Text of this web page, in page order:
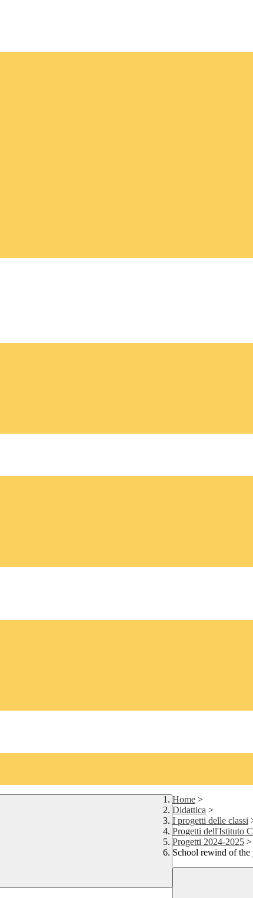
Home >
Didattica >
I progetti delle classi
Progetti dell'Istituto
Progetti 2024-2025 >
School rewind of the